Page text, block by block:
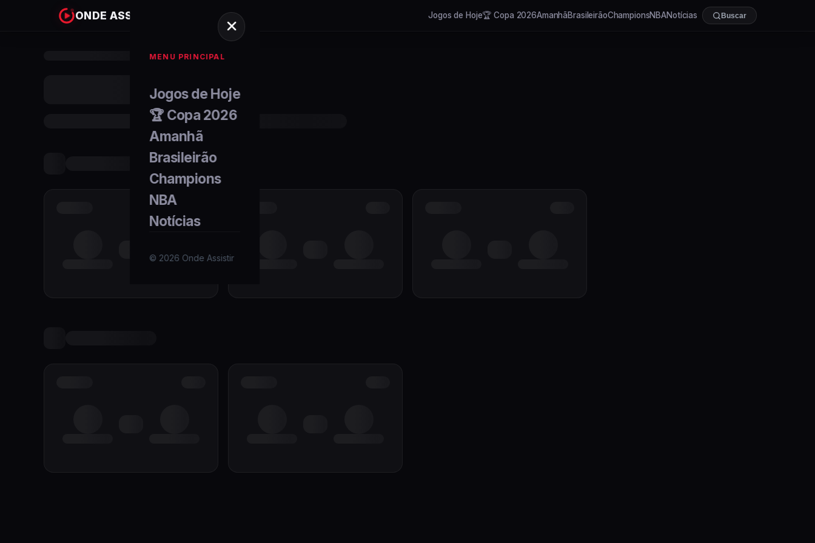
ONDE ASSISTIR Jogos de Hoje🏆 Copa 2026AmanhãBrasileirãoChampionsNBANotícias Buscar
MENU PRINCIPAL
Jogos de Hoje
🏆 Copa 2026
Amanhã
Brasileirão
Champions
NBA
Notícias
© 2026 Onde Assistir